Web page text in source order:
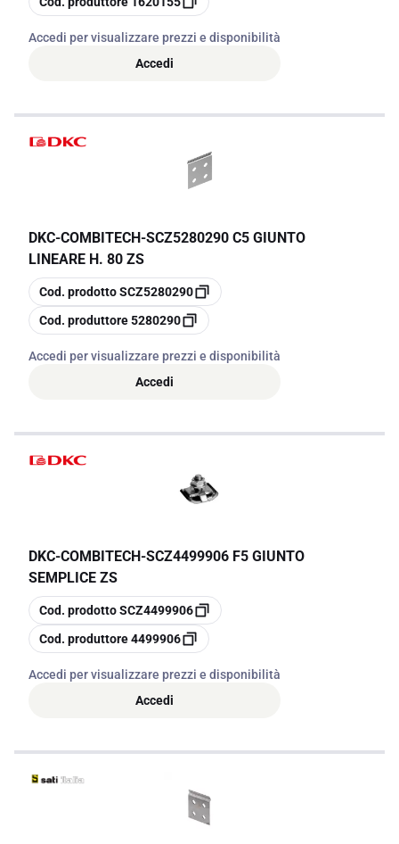
Accedi per visualizzare prezzi e disponibilità
Accedi
DKC-COMBITECH-SCZ5280290 C5 GIUNTO
LINEARE H. 80 ZS
copia
Cod. prodottoSCZ5280290
copia
Cod. produttore5280290
Accedi per visualizzare prezzi e disponibilità
Accedi
DKC-COMBITECH-SCZ4499906 F5 GIUNTO
SEMPLICE ZS
copia
Cod. prodottoSCZ4499906
copia
Cod. produttore4499906
Accedi per visualizzare prezzi e disponibilità
Accedi